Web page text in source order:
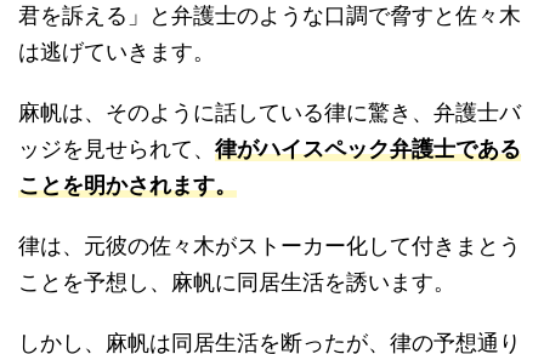
君を訴える」と弁護士のような口調で脅すと佐々木
は逃げていきます。
麻帆は、そのように話している律に驚き、弁護士バ
ッジを見せられて、 律がハイスペック弁護士である
ことを明かされます。
律は、元彼の佐々木がストーカー化して付きまとう
ことを予想し、麻帆に同居生活を誘います。
しかし、麻帆は同居生活を断ったが、律の予想通り